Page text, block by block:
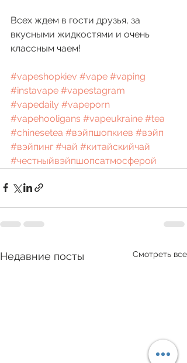
Всех ждем в гости друзья, за
вкусными жидкостями и очень
классным чаем!
#vapeshopkiev #vape #vaping
#instavape #vapestagram
#vapedaily #vapeporn
#vapehooligans #vapeukraine #tea
#chinesetea #вэйпшопкиев #вэйп
#вэйпинг #чай #китайскийчай
#честныйвэйпшопсатмосферой
Недавние посты Смотреть все